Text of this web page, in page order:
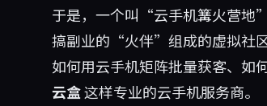
于是，一个叫“云手机篝火营地
搞副业的“火伴”组成的虚拟社区
如何用云手机矩阵批量获客、如
云盒这样专业的云手机服务商。